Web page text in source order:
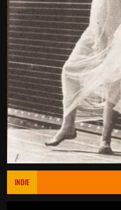
INDIE